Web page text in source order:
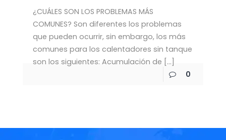
¿CUÁLES SON LOS PROBLEMAS MÁS
COMUNES? Son diferentes los problemas
que pueden ocurrir, sin embargo, los más
comunes para los calentadores sin tanque
son los siguientes: Acumulación de […]
0